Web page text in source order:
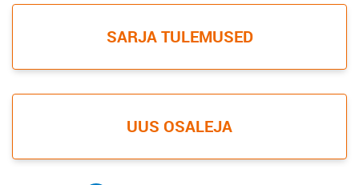
SARJA TULEMUSED
UUS OSALEJA